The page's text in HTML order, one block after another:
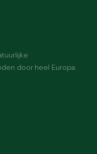
door heel Europa.